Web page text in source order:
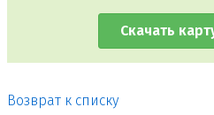
Скачать
Возврат к списку